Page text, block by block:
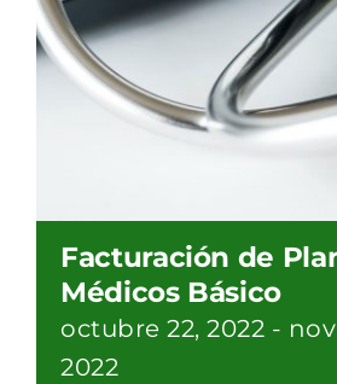
Facturación de
Médicos Básico
octubre 22, 2022 -
2022